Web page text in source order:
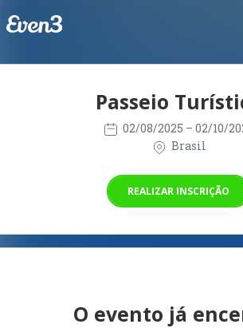
Passeio
02/08/2025 – 02/10/
Brasil
REALIZAR INSCRIÇÃO
O evento já